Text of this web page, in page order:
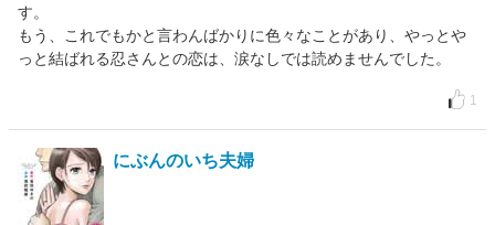
す。
もう、これでもかと言わんばかりに色々なことがあり、やっとや
っと結ばれる忍さんとの恋は、涙なしでは読めませんでした。
1
にぶんのいち夫婦